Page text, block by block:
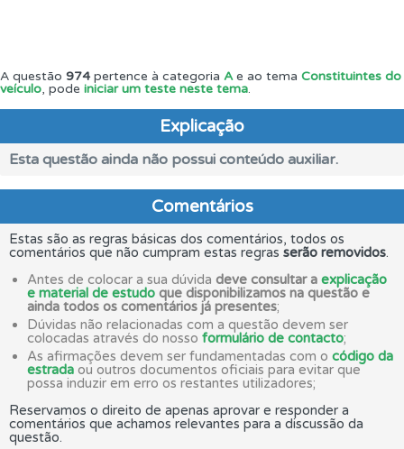
A questão 974pertence à categoria Ae ao tema Constituintes do
veículo, pode iniciar um teste neste tema.
Explicação
Esta questão ainda não possui conteúdo auxiliar.
Comentários
Estas são as regras básicas dos comentários, todos os
comentários que não cumpram estas regras serão removidos.
Antes de colocar a sua dúvida deve consultar a explicação
e material de estudo que disponibilizamos na questão e
ainda todos os comentários já presentes;
Dúvidas não relacionadas com a questão devem ser
colocadas através do nosso formulário de contacto;
As afirmações devem ser fundamentadas com o código da
estrada ou outros documentos oficiais para evitar que
possa induzir em erro os restantes utilizadores;
Reservamos o direito de apenas aprovar e responder a
comentários que achamos relevantes para a discussão da
questão.